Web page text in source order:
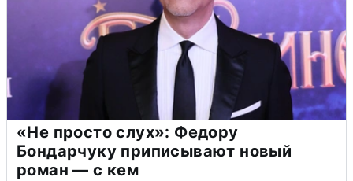
«Не просто слух»: Федору
Бондарчуку приписывают новый
роман — с кем